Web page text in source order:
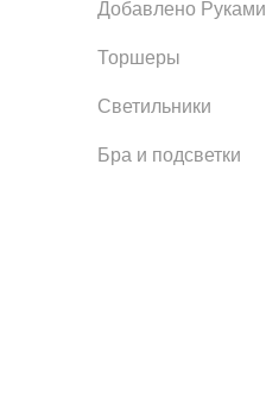
Добавлено Руками
Торшеры
Светильники
Бра и подсветки